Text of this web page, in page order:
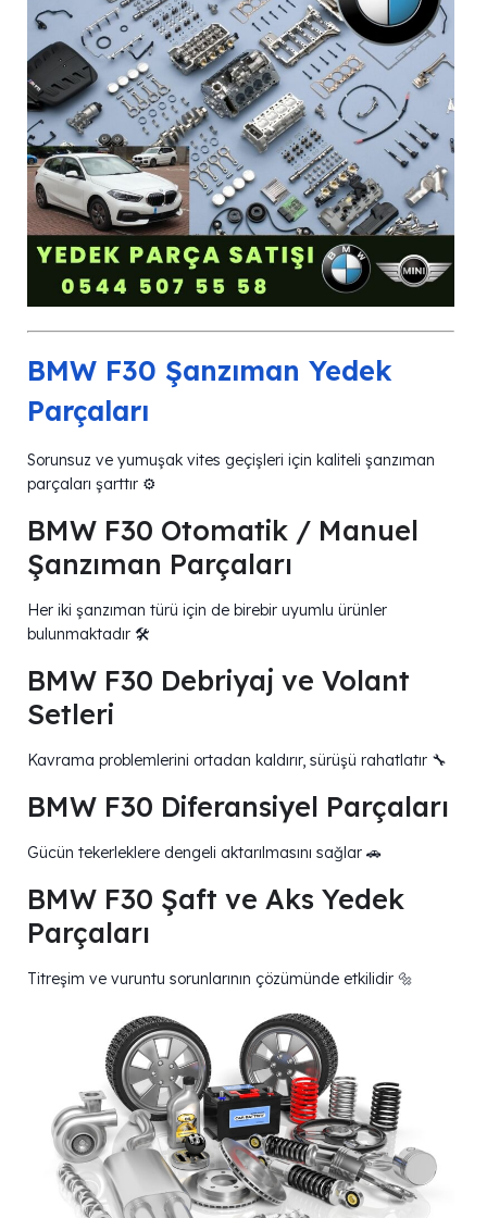
BMW F30 Şanzıman Yedek
Parçaları
Sorunsuz ve yumuşak vites geçişleri için kaliteli şanzıman
parçaları şarttır ⚙️
BMW F30 Otomatik / Manuel
Şanzıman Parçaları
Her iki şanzıman türü için de birebir uyumlu ürünler
bulunmaktadır 🛠️
BMW F30 Debriyaj ve Volant
Setleri
Kavrama problemlerini ortadan kaldırır, sürüşü rahatlatır 🔧
BMW F30 Diferansiyel Parçaları
Gücün tekerleklere dengeli aktarılmasını sağlar 🚗
BMW F30 Şaft ve Aks Yedek
Parçaları
Titreşim ve vuruntu sorunlarının çözümünde etkilidir 🔩